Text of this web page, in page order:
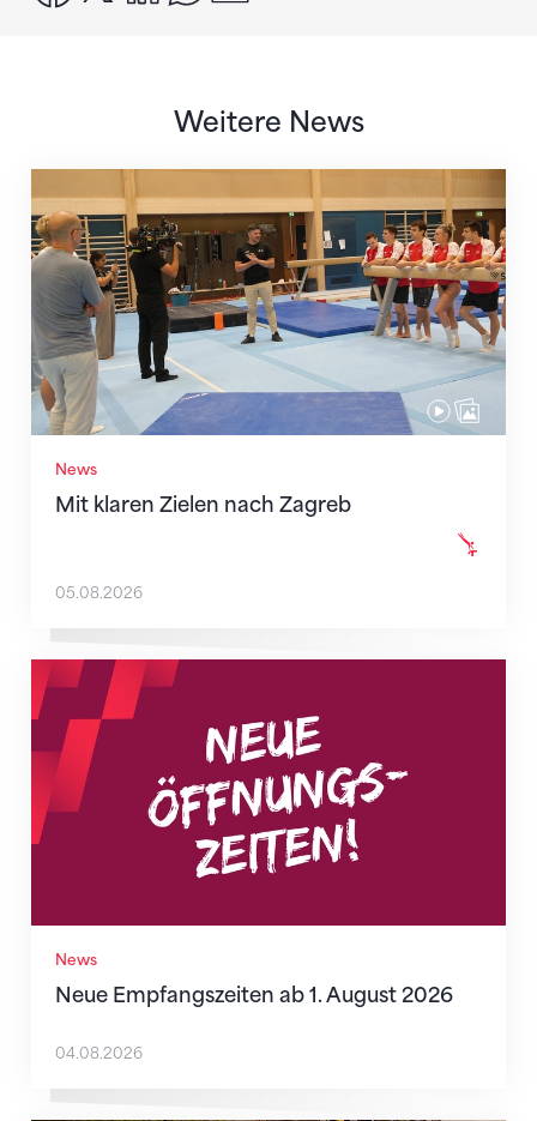
Weitere News
News
Mit klaren Zielen nach Zagreb
Mit klaren Zielen nach Zagreb
05.08.2026
News
Neue Empfangszeiten ab 1. August 2026
Neue Empfangszeiten ab 1. August 2026
04.08.2026